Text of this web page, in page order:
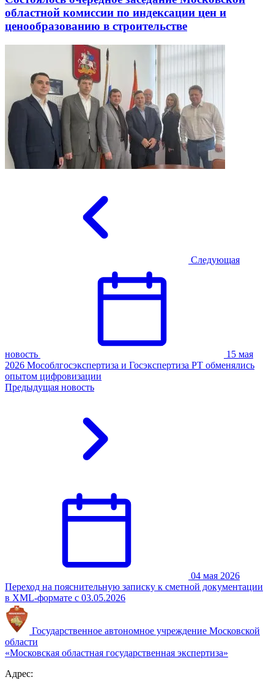
областной комиссии по индексации цен и
ценообразованию в строительстве
Следующая
новость
15 мая
2026 Мособлгосэкспертиза и Госэкспертиза РТ обменялись
опытом цифровизации
Предыдущая новость
04 мая 2026
Переход на пояснительную записку к сметной документации
в XML-формате с 03.05.2026
Государственное автономное учреждение Московской
области
«Московская областная государственная экспертиза»
Адрес: